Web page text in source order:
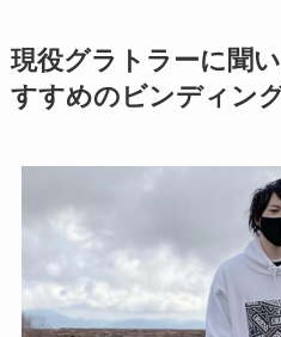
現役グラトラーに聞
すすめのビンディン